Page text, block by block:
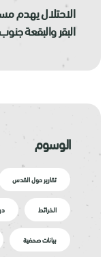
الاحتلال يهدم
البقر والبقعة
الوسوم
تقارير حول القدس
الخرائط
بيانات صحفية